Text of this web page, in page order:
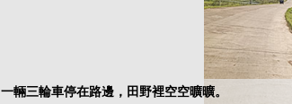
一輛三輪車停在路邊，田野裡空空曠曠。